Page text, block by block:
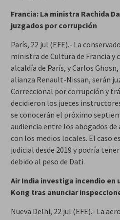
Francia: La ministra Rachida
juzgados por corrupción
París, 22 jul (EFE).- La
ministra de Cultura de Francia y
alcaldía de París, y Carlos
alianza Renault-Nissan, serán
Correccional por corrupción y
decidieron los jueces
se conocerán el próximo
audiencia entre los abogados de
con los medios locales. El caso
judicial desde 2019 y podría
debido al peso de Dati.
Air India investiga incendio en
Kong tras anunciar
Nueva Delhi, 22 jul (EFE).- La